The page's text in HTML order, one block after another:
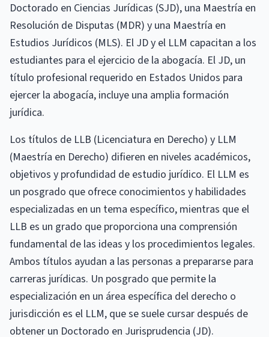
Doctorado en Ciencias Jurídicas (SJD), una Maestría en
Resolución de Disputas (MDR) y una Maestría en
Estudios Jurídicos (MLS). El JD y el LLM capacitan a los
estudiantes para el ejercicio de la abogacía. El JD, un
título profesional requerido en Estados Unidos para
ejercer la abogacía, incluye una amplia formación
jurídica.
Los títulos de LLB (Licenciatura en Derecho) y LLM
(Maestría en Derecho) difieren en niveles académicos,
objetivos y profundidad de estudio jurídico. El LLM es
un posgrado que ofrece conocimientos y habilidades
especializadas en un tema específico, mientras que el
LLB es un grado que proporciona una comprensión
fundamental de las ideas y los procedimientos legales.
Ambos títulos ayudan a las personas a prepararse para
carreras jurídicas. Un posgrado que permite la
especialización en un área específica del derecho o
jurisdicción es el LLM, que se suele cursar después de
obtener un Doctorado en Jurisprudencia (JD).